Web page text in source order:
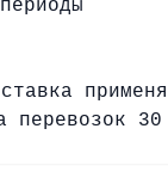
перевозок